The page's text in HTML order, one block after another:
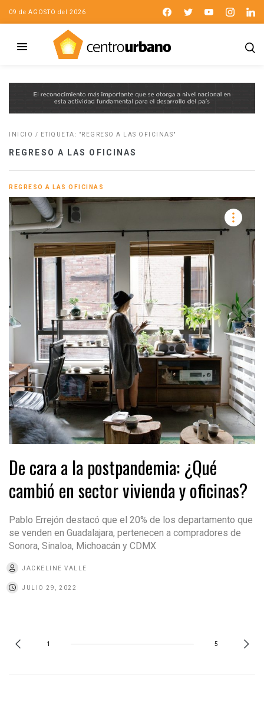
09 de AGOSTO del 2026
INICIO / ETIQUETA: "REGRESO A LAS OFICINAS"
REGRESO A LAS OFICINAS
REGRESO A LAS OFICINAS
De cara a la postpandemia: ¿Qué
cambió en sector vivienda y oficinas?
Pablo Errejón destacó que el 20% de los departamento que
se venden en Guadalajara, pertenecen a compradores de
Sonora, Sinaloa, Michoacán y CDMX
JACKELINE VALLE
JULIO 29, 2022
1 5